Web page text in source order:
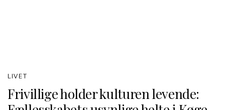
Frivillige holder kulturen levende:
LIVET